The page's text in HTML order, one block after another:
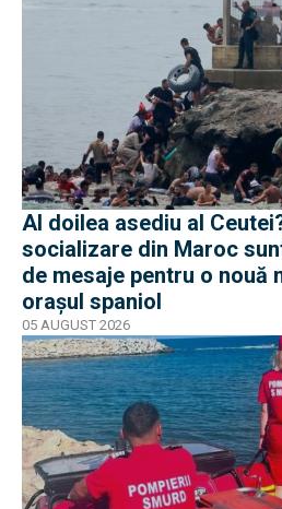
Al doilea asediu al
socializare din Maroc
de mesaje pentru o nouă
orașul spaniol
05 AUGUST 2026